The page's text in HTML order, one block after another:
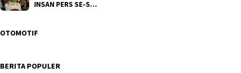
INSAN PERS SE-S…
OTOMOTIF
BERITA POPULER